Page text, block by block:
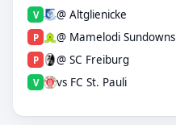
V @ Altglienicke
P @ Mamelodi Sundowns
P @ SC Freiburg
V vs FC St. Pauli